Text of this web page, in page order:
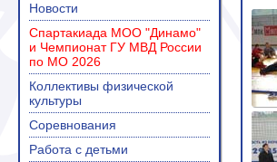
Новости
Спартакиада МОО "Динамо"
и Чемпионат ГУ МВД России
по МО 2026
Коллективы физической
культуры
Соревнования
Работа с детьми